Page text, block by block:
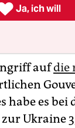
aufdie
habe es
Ukraine
Ja, ich will